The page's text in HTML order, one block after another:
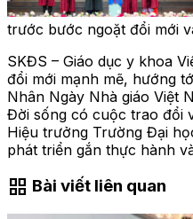
trước bước ngoặt đổi mới
SKĐS – Giáo dục y khoa
đổi mới mạnh mẽ, hướng
Nhân Ngày Nhà giáo Việt
Đời sống có cuộc trao đổi
Hiệu trưởng Trường Đại
phát triển gắn thực hành
grid_view Bài viết liên quan